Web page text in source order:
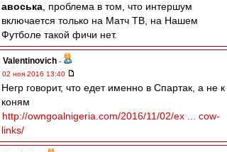
авоська , проблема в том, что интершум
включается только на Матч ТВ, на Нашем
Футболе такой фичи нет.
Valentinovich -
02 ноя 2016 13:40
Негр говорит, что едет именно в Спартак, а не к
коням
http://owngoalnigeria.com/2016/11/02/ex ... cow-
links/